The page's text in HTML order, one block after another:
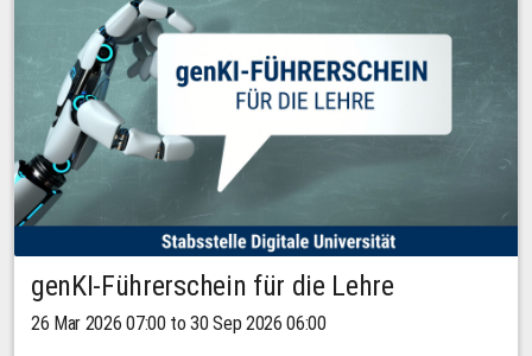
genKI-Führerschein für die Lehre
26 Mar 2026 07:00 to 30 Sep 2026 06:00